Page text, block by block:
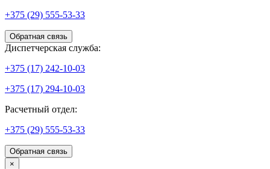
+375 (29) 555-53-33
Обратная связь
Диспетчерская служба:
+375 (17) 242-10-03
+375 (17) 294-10-03
Расчетный отдел:
+375 (29) 555-53-33
Обратная связь
×